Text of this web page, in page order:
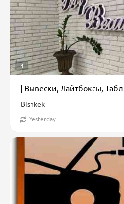
4
Bishkek
Yesterday